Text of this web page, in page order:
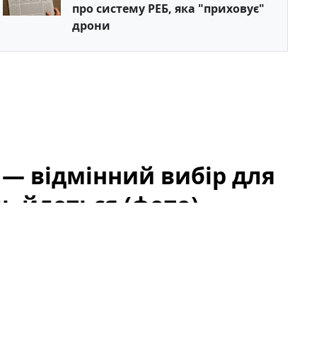
про систему РЕБ, яка "приховує"
дрони
відмінний вибір для
йдеться (фото)